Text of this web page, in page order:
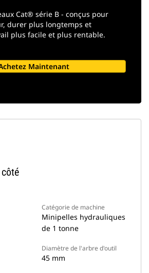
Cat® série B - conçus pour
durer plus longtemps et
plus facile et plus rentable.
Maintenant
Catégorie de machine
Minipelles hydrauliques
de 1 tonne
Diamètre de l'arbre d'outil
45 mm